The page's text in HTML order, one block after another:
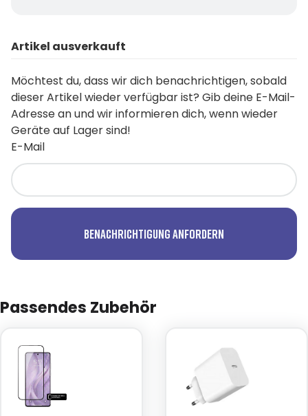
Artikel ausverkauft
Möchtest du, dass wir dich benachrichtigen, sobald
dieser Artikel wieder verfügbar ist? Gib deine E-Mail-
Adresse an und wir informieren dich, wenn wieder
Geräte auf Lager sind!
E-Mail
Benachrichtigung anfordern
Passendes Zubehör